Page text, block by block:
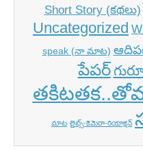
Short Story (కథలు)
Uncategorized
speak (నా మాట)
పేపర్
మాట లైట్స్-కెమెరా-రియాక్షన్